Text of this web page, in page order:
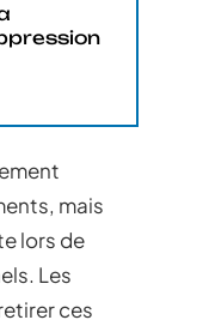
mais
lors de
Les
ces